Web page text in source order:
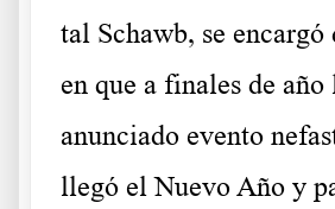
tal Schawb, se
en que a finales de
anunciado evento
llegó el Nuevo Año y